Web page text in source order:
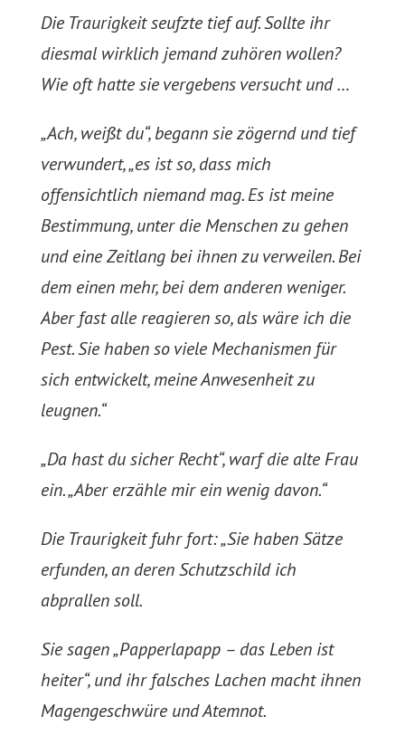
Die Traurigkeit seufzte tief auf. Sollte ihr
diesmal wirklich jemand zuhören wollen?
Wie oft hatte sie vergebens versucht und …
„Ach, weißt du“, begann sie zögernd und tief
verwundert, „es ist so, dass mich
offensichtlich niemand mag. Es ist meine
Bestimmung, unter die Menschen zu gehen
und eine Zeitlang bei ihnen zu verweilen. Bei
dem einen mehr, bei dem anderen weniger.
Aber fast alle reagieren so, als wäre ich die
Pest. Sie haben so viele Mechanismen für
sich entwickelt, meine Anwesenheit zu
leugnen.“
„Da hast du sicher Recht“, warf die alte Frau
ein. „Aber erzähle mir ein wenig davon.“
Die Traurigkeit fuhr fort: „Sie haben Sätze
erfunden, an deren Schutzschild ich
abprallen soll.
Sie sagen „Papperlapapp – das Leben ist
heiter“, und ihr falsches Lachen macht ihnen
Magengeschwüre und Atemnot.